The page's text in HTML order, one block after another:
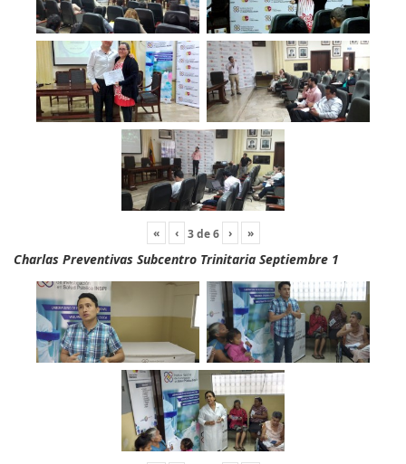
« ‹ 3de6 › »
Charlas Preventivas Subcentro Trinitaria Septiembre 1